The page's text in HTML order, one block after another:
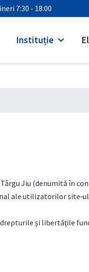
7:30 - 18:00
Instituție
Jiu (denumită în
ale utilizatorilor
și libertățile